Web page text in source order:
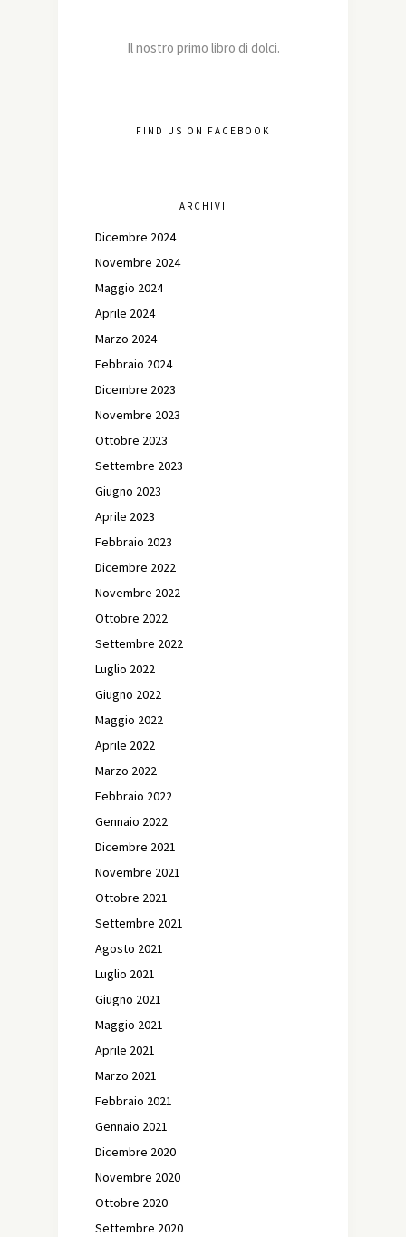
Il nostro primo libro di dolci.
FIND US ON FACEBOOK
ARCHIVI
Dicembre 2024
Novembre 2024
Maggio 2024
Aprile 2024
Marzo 2024
Febbraio 2024
Dicembre 2023
Novembre 2023
Ottobre 2023
Settembre 2023
Giugno 2023
Aprile 2023
Febbraio 2023
Dicembre 2022
Novembre 2022
Ottobre 2022
Settembre 2022
Luglio 2022
Giugno 2022
Maggio 2022
Aprile 2022
Marzo 2022
Febbraio 2022
Gennaio 2022
Dicembre 2021
Novembre 2021
Ottobre 2021
Settembre 2021
Agosto 2021
Luglio 2021
Giugno 2021
Maggio 2021
Aprile 2021
Marzo 2021
Febbraio 2021
Gennaio 2021
Dicembre 2020
Novembre 2020
Ottobre 2020
Settembre 2020